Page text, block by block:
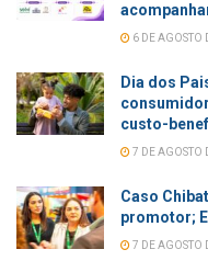
6 DE AGOSTO
Dia dos
custo-
7 DE AGOSTO
Caso
promotor;
7 DE AGOSTO